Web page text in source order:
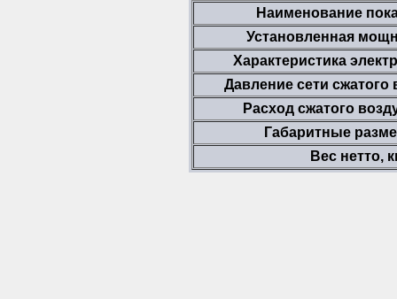
Наименование
Установленная
Характеристика
Давление сети сжатого
Расход сжатого
Габаритные
Вес нетто,